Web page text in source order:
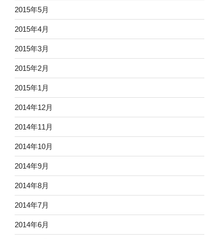
2015年5月
2015年4月
2015年3月
2015年2月
2015年1月
2014年12月
2014年11月
2014年10月
2014年9月
2014年8月
2014年7月
2014年6月